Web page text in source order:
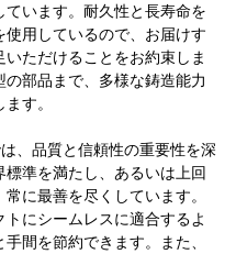
います。耐久性と長寿命を
用しているので、お届けす
ただけることをお約束しま
部品まで、多様な鋳造能力
す。
品質と信頼性の重要性を深
準を満たし、あるいは上回
に最善を尽くしています。
にシームレスに適合するよ
間を節約できます。また、